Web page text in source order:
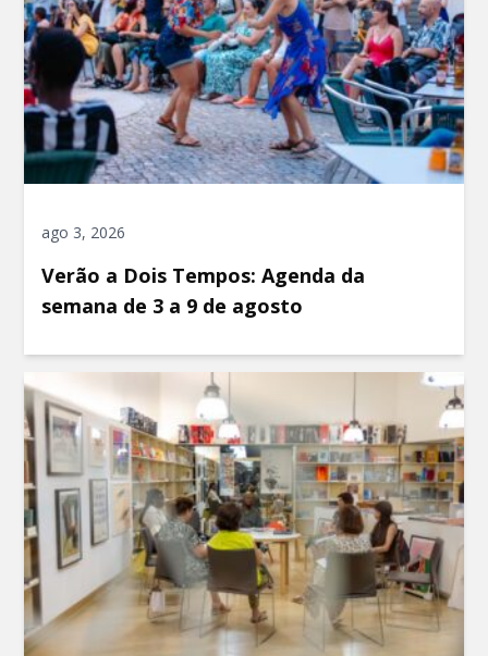
ago 3, 2026
Verão a Dois Tempos: Agenda da
semana de 3 a 9 de agosto